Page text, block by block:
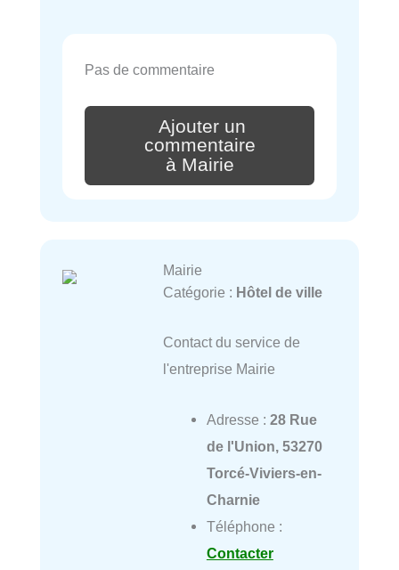
Pas de commentaire
Ajouter un
commentaire
à Mairie
Mairie
Catégorie : Hôtel de ville
Contact du service de
l'entreprise Mairie
Adresse : 28 Rue
de l'Union, 53270
Torcé-Viviers-en-
Charnie
Téléphone :
Contacter